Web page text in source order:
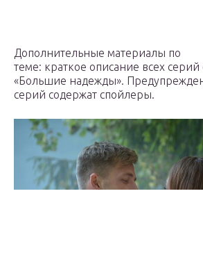
Дополнительные материалы по
теме: краткое описание всех серий
«Большие надежды».
серий содержат спойлеры.